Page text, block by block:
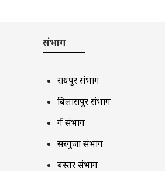
संभाग
रायपुर संभाग
बिलासपुर संभाग
दुर्ग संभाग
सरगुजा संभाग
बस्तर संभाग